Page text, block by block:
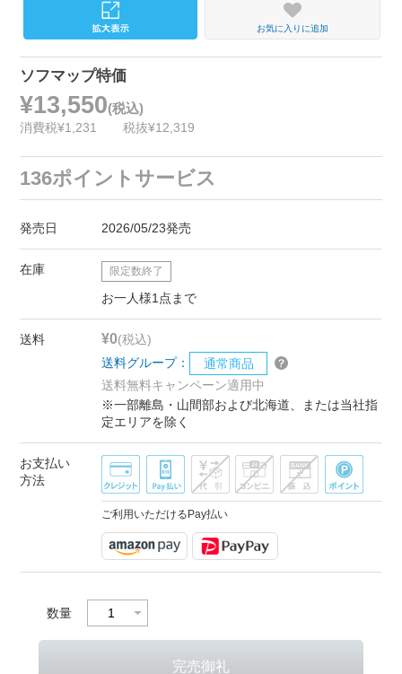
お気に入りに追加
ソフマップ特価
¥13,550(税込)
消費税¥1,231 税抜¥12,319
136ポイントサービス
発売日 2026/05/23発売
在庫 限定数終了
お一人様1点まで
送料 ¥0(税込)
送料グループ：
通常商品
送料無料キャンペーン適用中
※一部離島・山間部および北海道、または当社指
定エリアを除く
お支払い
方法
ご利用いただけるPay払い
数量